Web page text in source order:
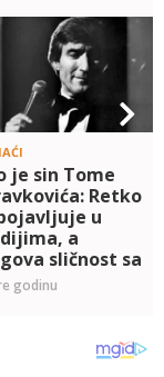
je sin Tome
Retko
u
a
sličnost sa
je
a
godinu